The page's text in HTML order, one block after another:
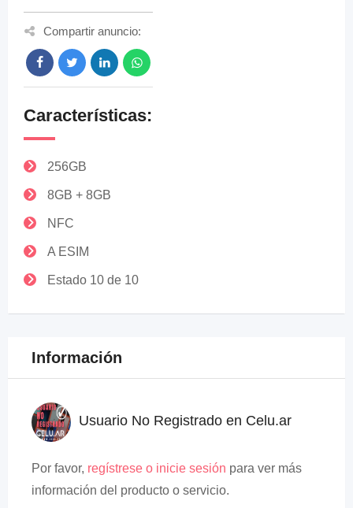
Compartir anuncio:
Características:
256GB
8GB + 8GB
NFC
A ESIM
Estado 10 de 10
Información
Usuario No Registrado en Celu.ar
Por favor, regístrese o inicie sesión para ver más
información del producto o servicio.